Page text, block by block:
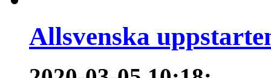
Allsvenska